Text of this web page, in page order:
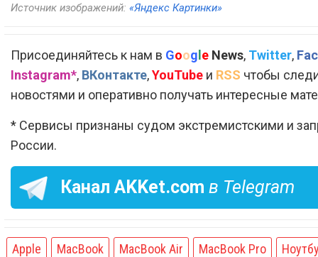
Источник изображений: «Яндекс Картинки»
Присоединяйтесь к нам в Google News, Twitter,
Instagram*, ВКонтакте,YouTube и RSS чтобы
новостями и оперативно получать интересные
* Сервисы признаны судом экстремистскими и
России.
Канал AKKet.com в Telegram
Apple MacBook MacBook Air MacBook Pro